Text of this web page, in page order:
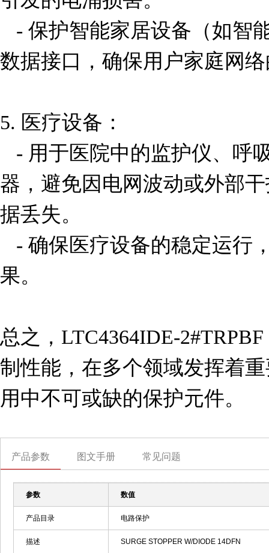
数据接口，确保用户家庭网
5. 医疗设备：
器，避免因电网波动或外部
据丢失。
果。
总之，LTC4364IDE-
制性能，在多个领域发挥着
用中不可或缺的保护元件。
产品参数 图文手册 常见问题
参数 数值
产品目录 电路保护
描述 SURGE STOPPER W/DIODE 14DFN